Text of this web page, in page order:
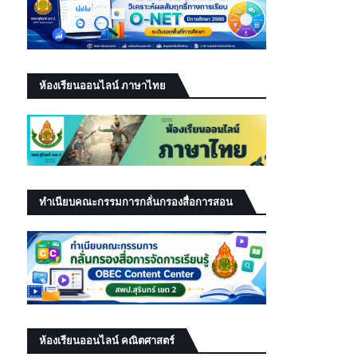
ห้องเรียนออนไลน์ ภาษาไทย
ทำเนียบคณะกรรมการกลั่นกรองสื่อการสอน
ห้องเรียนออนไลน์ คณิตศาสตร์